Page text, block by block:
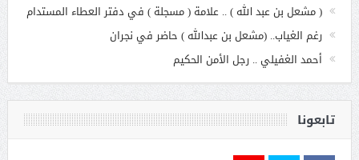
( مشعل بن عبد الله ) .. علامة ( مسجلة ) في دفتر العطاء المستدام
رغم الغياب.. (مشعل بن عبدالله ) حاضر في نجران
أحمد الغفيلي .. رجل الأمن الحكيم
تابعونا